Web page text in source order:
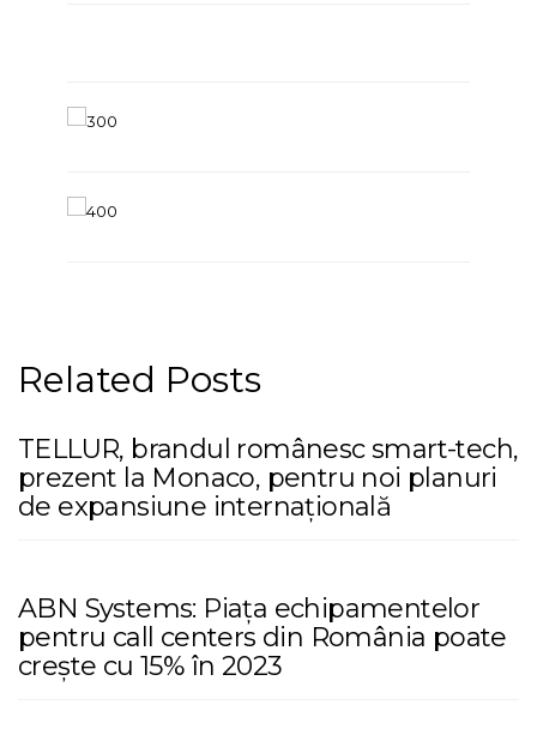
Related Posts
TELLUR, brandul românesc smart-tech,
prezent la Monaco, pentru noi planuri
de expansiune internațională
ABN Systems: Piața echipamentelor
pentru call centers din România poate
crește cu 15% în 2023